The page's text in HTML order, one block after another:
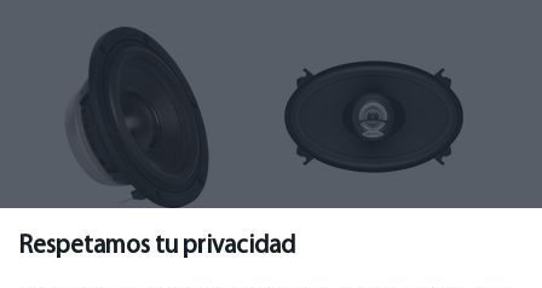
Respetamos tu privacidad
Midbass(107)